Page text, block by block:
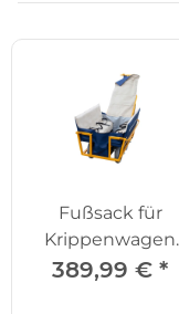
Fußsack für
Krippenwagen
Edeline Premium
389,99 € *